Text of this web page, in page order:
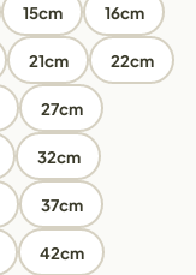
15cm 16cm
21cm 22cm
27cm
32cm
37cm
42cm